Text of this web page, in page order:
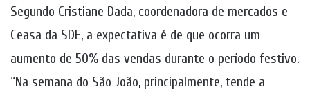
Segundo Cristiane Dada, coordenadora de mercados e
Ceasa da SDE, a expectativa é de que ocorra um
aumento de 50% das vendas durante o período festivo.
“Na semana do São João, principalmente, tende a